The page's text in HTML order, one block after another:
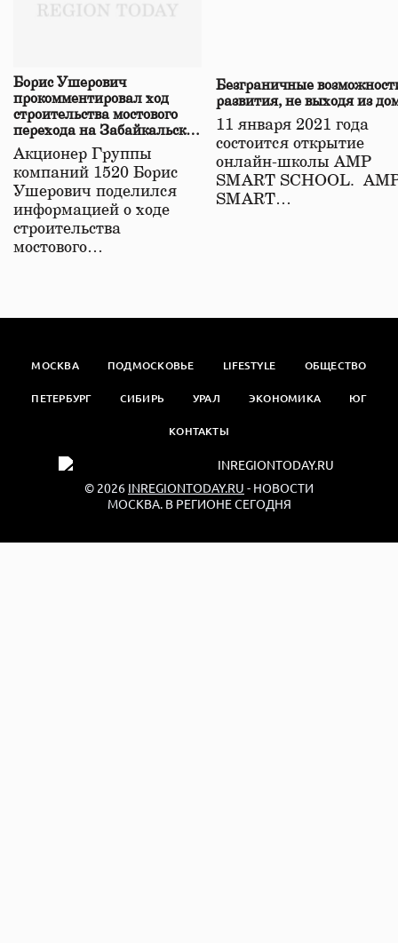
Борис Ушерович
прокомментировал ход
строительства мостового
перехода на Забайкальской
железной дороге
Акционер Группы
компаний 1520 Борис
Ушерович поделился
информацией о ходе
строительства
мостового…
Безграничные
развития, не выходя из
11 января 2021 года
состоится открытие
онлайн-школы АМР
SMART SCHOOL.
SMART…
МОСКВА ПОДМОСКОВЬЕ LIFESTYLE ОБЩЕСТВО
ПЕТЕРБУРГ СИБИРЬ УРАЛ ЭКОНОМИКА ЮГ
КОНТАКТЫ
© 2026 INREGIONTODAY.RU - НОВОСТИ
МОСКВА. В РЕГИОНЕ СЕГОДНЯ